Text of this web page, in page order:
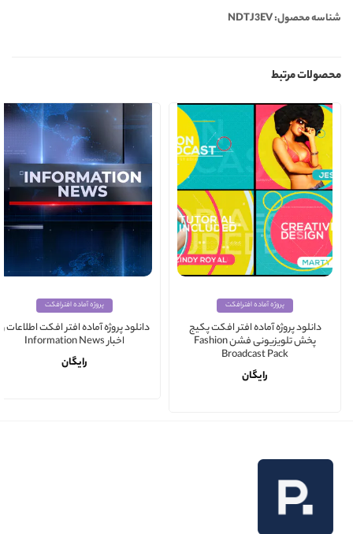
شناسه محصول: NDTJ3EV
محصولات مرتبط
پروژه آماده افترافکت
دانلود پروژه آماده افتر افکت پکیج
پخش تلویزیونی فشن Fashion
Broadcast Pack
رایگان
پروژه آماده افترافکت
دانلود پروژه آماده افتر افکت اطلاعات و
اخبار Information News
رایگان